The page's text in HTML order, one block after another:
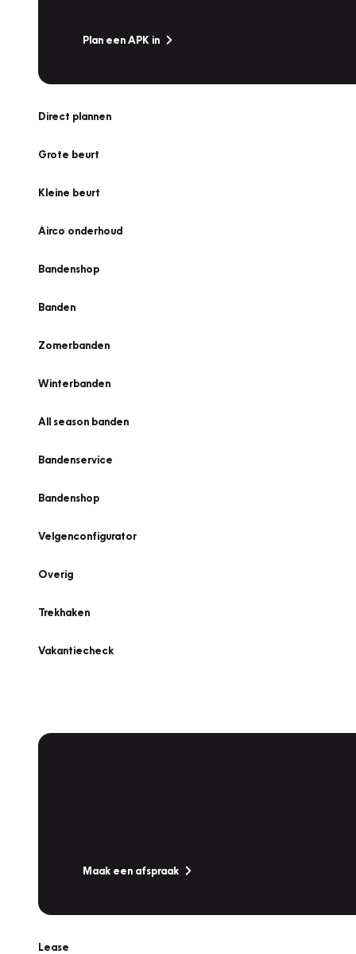
Plan een APK in
Direct plannen
Grote beurt
Kleine beurt
Airco onderhoud
Bandenshop
Banden
Zomerbanden
Winterbanden
All season banden
Bandenservice
Bandenshop
Velgenconfigurator
Overig
Trekhaken
Vakantiecheck
Maak een afspraak
Lease